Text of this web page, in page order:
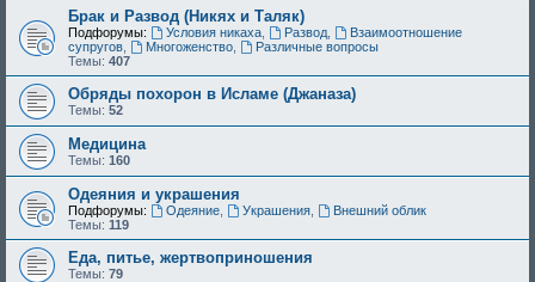
Брак и Развод (Никях и Таляк)
Подфорумы: Условия никаха, Развод,
Взаимоотношение
супругов
Многоженство,
Различные вопросы
Темы: 407
Обряды похорон в Исламе (Джаназа)
Темы: 52
Медицина
Темы: 160
Одеяния и украшения
Подфорумы: Одеяние, Украшения,
Внешний облик
Темы: 119
Еда, питье, жертвоприношения
Темы: 79